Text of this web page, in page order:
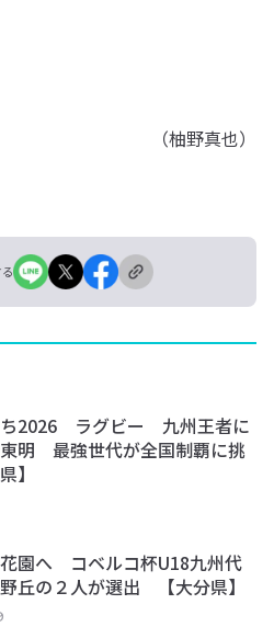
（柚野真也）
ち2026 ラグビー 九州王者に
明 最強世代が全国制覇に挑
】
園へ コベルコ杯U18九州代
丘の２人が選出 【大分県】